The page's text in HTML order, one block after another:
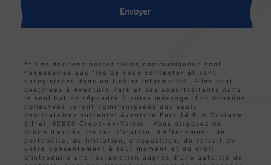
Envoyer
** Les données personnelles communiquées sont
nécessaires aux fins de vous contacter et sont
enregistrées dans un fichier informatisé. Elles sont
destinées à Aventura Park et ses sous-traitants dans
le seul but de répondre à votre message. Les données
collectées seront communiquées aux seuls
destinataires suivants: Aventura Park 14 Rue Gustave
Eiffel, 60800 Crépy-en-Valois . Vous disposez de
droits d’accès, de rectification, d’effacement, de
portabilité, de limitation, d’opposition, de retrait de
votre consentement à tout moment et du droit
d’introduire une réclamation auprès d’une autorité de